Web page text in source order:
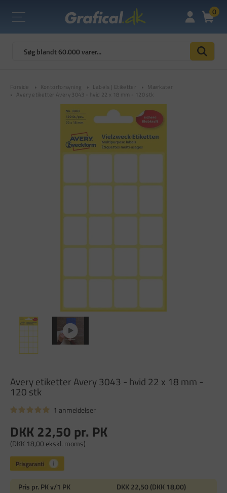
0
Forside Kontorforsyning Labels | Etiketter
Mærkater
Avery etiketter Avery 3043 - hvid 22 x 18 mm - 120 stk
Avery etiketter Avery 3043 - hvid 22 x 18 mm -
120 stk
1 anmeldelser
DKK 22,50 pr. PK
(DKK 18,00 ekskl. moms)
Pris pr. PK v/1 PK
DKK 22,50 (DKK 18,00)